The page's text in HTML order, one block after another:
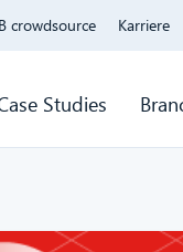
crowdsource Karriere
Studies